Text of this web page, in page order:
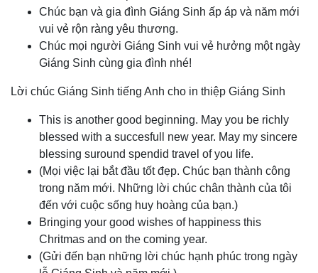
Chúc bạn và gia đình Giáng Sinh ấp áp và năm mới
vui vẻ rộn ràng yêu thương.
Chúc mọi người Giáng Sinh vui vẻ hưởng một ngày
Giáng Sinh cùng gia đình nhé!
Lời chúc Giáng Sinh tiếng Anh cho in thiệp Giáng Sinh
This is another good beginning. May you be richly
blessed with a succesfull new year. May my sincere
blessing suround spendid travel of you life.
(Mọi việc lại bắt đầu tốt đẹp. Chúc bạn thành công
trong năm mới. Những lời chúc chân thành của tôi
đến với cuộc sống huy hoàng của bạn.)
Bringing your good wishes of happiness this
Chritmas and on the coming year.
(Gửi đến bạn những lời chúc hạnh phúc trong ngày